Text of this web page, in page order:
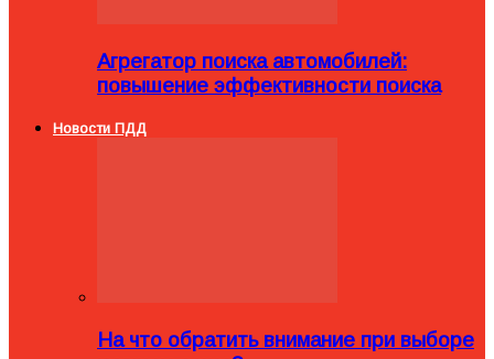
Агрегатор поиска автомобилей:
повышение эффективности поиска
Новости ПДД
На что обратить внимание при выборе